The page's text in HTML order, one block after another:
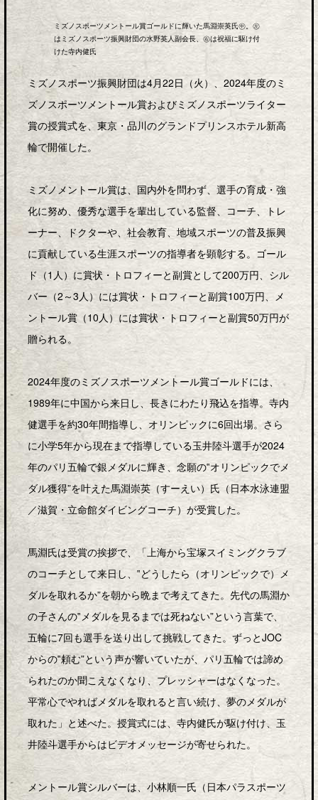
ミズノスポーツメントール賞ゴールドに輝いた馬淵崇英氏㊥。㊧
はミズノスポーツ振興財団の水野英人副会長、㊨は祝福に駆け付
けた寺内健氏
ミズノスポーツ振興財団は4月22日（火）、2024年度のミ
ズノスポーツメントール賞およびミズノスポーツライター
賞の授賞式を、東京・品川のグランドプリンスホテル新高
輪で開催した。
ミズノメントール賞は、国内外を問わず、選手の育成・強
化に努め、優秀な選手を輩出している監督、コーチ、トレ
ーナー、ドクターや、社会教育、地域スポーツの普及振興
に貢献している生涯スポーツの指導者を顕彰する。ゴール
ド（1人）に賞状・トロフィーと副賞として200万円、シル
バー（2～3人）には賞状・トロフィーと副賞100万円、メ
ントール賞（10人）には賞状・トロフィーと副賞50万円が
贈られる。
2024年度のミズノスポーツメントール賞ゴールドには、
1989年に中国から来日し、長きにわたり飛込を指導。寺内
健選手を約30年間指導し、オリンピックに6回出場。さら
に小学5年から現在まで指導している玉井陸斗選手が2024
年のパリ五輪で銀メダルに輝き、念願の‟オリンピックでメ
ダル獲得”を叶えた馬淵崇英（すーえい）氏（日本水泳連盟
／滋賀・立命館ダイビングコーチ）が受賞した。
馬淵氏は受賞の挨拶で、「上海から宝塚スイミングクラブ
のコーチとして来日し、‟どうしたら（オリンピックで）メ
ダルを取れるか”を朝から晩まで考えてきた。先代の馬淵か
の子さんの‟メダルを見るまでは死ねない”という言葉で、
五輪に7回も選手を送り出して挑戦してきた。ずっとJOC
からの‟頼む”という声が響いていたが、パリ五輪では諦め
られたのか聞こえなくなり、プレッシャーはなくなった。
平常心でやればメダルを取れると言い続け、夢のメダルが
取れた」と述べた。授賞式には、寺内健氏が駆け付け、玉
井陸斗選手からはビデオメッセージが寄せられた。
メントール賞シルバーは、小林順一氏（日本パラスポーツ